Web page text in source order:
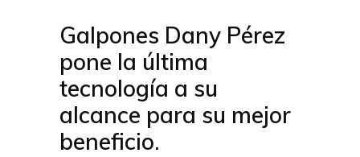
Galpones Dany Pérez
pone la última
tecnología a su
alcance para su mejor
beneficio.